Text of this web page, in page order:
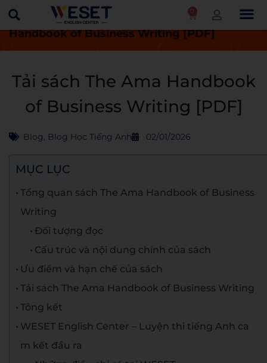
0
Trang chủ Blog
Tải sách The Ama
Handbook of Business Writing [PDF]
Tải sách The Ama Handbook
of Business Writing [PDF]
Blog, Blog Học Tiếng Anh 02/01/2026
MỤC LỤC
Tổng quan sách The Ama Handbook of Business
Writing
Đối tượng đọc
Cấu trúc và nội dung chính của sách
Ưu điểm và hạn chế của sách
Tải sách The Ama Handbook of Business Writing
Tông kết
WESET English Center – Luyện thi tiếng Anh ca
m kết đầu ra